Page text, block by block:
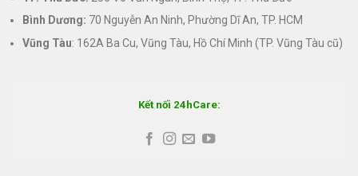
Bình Dương: 70 Nguyễn An Ninh, Phường Dĩ An, TP. HCM
Vũng Tàu: 162A Ba Cu, Vũng Tàu, Hồ Chí Minh (TP. Vũng Tàu cũ)
Kết nối 24hCare: